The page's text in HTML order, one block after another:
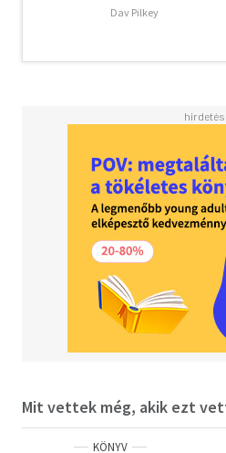
Dav Pilkey
Mit vettek még, akik ezt
KÖNYV